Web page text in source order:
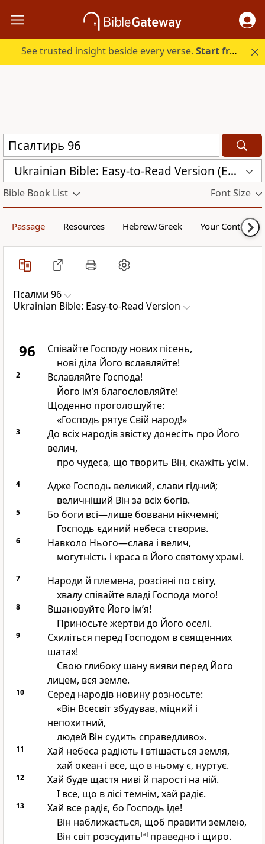
See trusted insight beside every verse.Start free.
Ukrainian Bible: Easy-to-Read Version (ERV-UK)
Bible Book List Font Size
Passage Resources Hebrew/Greek Your Content
Псалми 96
Ukrainian Bible: Easy-to-Read Version
96
Співайте Господу нових пісень,
нові діла Його вславляйте!
2
Вславляйте Господа!
Його ім’я благословляйте!
Щоденно проголошуйте:
«Господь рятує Свій народ!»
3
До всіх народів звістку донесіть про Його
велич,
про чудеса, що творить Він, скажіть усім.
4
Адже Господь великий, слави гідний;
величніший Він за всіх богів.
5
Бо боги всі—лише боввани нікчемні;
Господь єдиний небеса створив.
6
Навколо Нього—слава і велич,
могутність і краса в Його святому храмі.
7
Народи й племена, розсіяні по світу,
хвалу співайте владі Господа мого!
8
Вшановуйте Його ім’я!
Приносьте жертви до Його оселі.
9
Схиліться перед Господом в священних
шатах!
Свою глибоку шану вияви перед Його
лицем, вся земле.
10
Серед народів новину розносьте:
«Він Всесвіт збудував, міцний і
непохитний,
людей Він судить справедливо».
11
Хай небеса радіють і втішається земля,
хай океан і все, що в ньому є, нуртує.
12
Хай буде щастя ниві й парості на ній.
І все, що в лісі темнім, хай радіє.
13
Хай все радіє, бо Господь іде!
Він наближається, щоб правити землею,
Він світ розсудить[a]праведно і щиро.